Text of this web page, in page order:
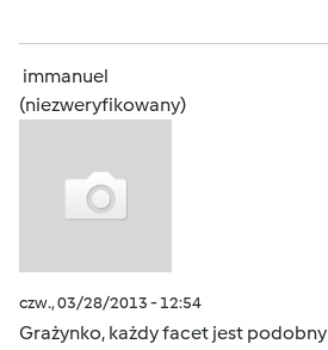
immanuel
(niezweryfikowany)
czw., 03/28/2013 - 12:54
Grażynko, każdy facet jest podobny